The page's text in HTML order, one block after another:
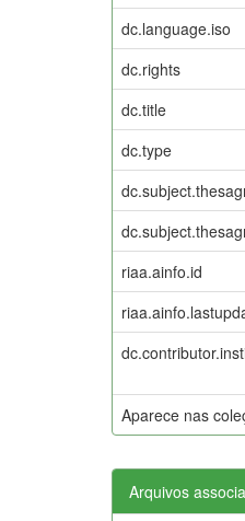
dc.language.iso
dc.rights
dc.title
dc.type
riaa.ainfo.id
Aparece nas
Arquivos